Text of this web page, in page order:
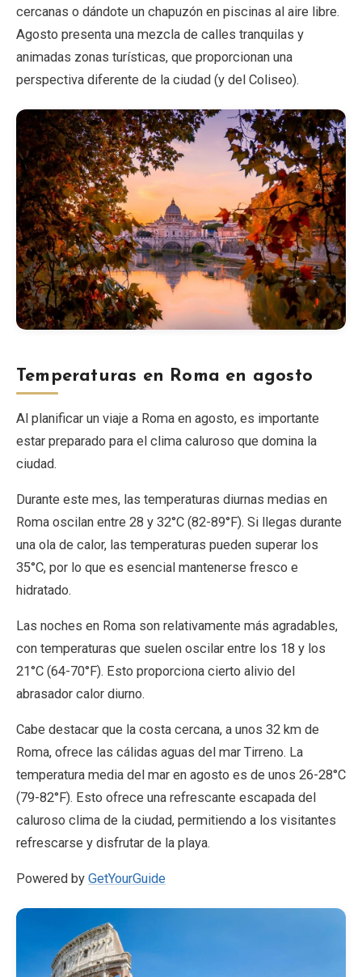
cercanas o dándote un chapuzón en piscinas al aire libre.
Agosto presenta una mezcla de calles tranquilas y
animadas zonas turísticas, que proporcionan una
perspectiva diferente de la ciudad (y del Coliseo).
Temperaturas en Roma en agosto
Al planificar un viaje a Roma en agosto, es importante
estar preparado para el clima caluroso que domina la
ciudad.
Durante este mes, las temperaturas diurnas medias en
Roma oscilan entre 28 y 32°C (82-89°F). Si llegas durante
una ola de calor, las temperaturas pueden superar los
35°C, por lo que es esencial mantenerse fresco e
hidratado.
Las noches en Roma son relativamente más agradables,
con temperaturas que suelen oscilar entre los 18 y los
21°C (64-70°F). Esto proporciona cierto alivio del
abrasador calor diurno.
Cabe destacar que la costa cercana, a unos 32 km de
Roma, ofrece las cálidas aguas del mar Tirreno. La
temperatura media del mar en agosto es de unos 26-28°C
(79-82°F). Esto ofrece una refrescante escapada del
caluroso clima de la ciudad, permitiendo a los visitantes
refrescarse y disfrutar de la playa.
Powered by GetYourGuide